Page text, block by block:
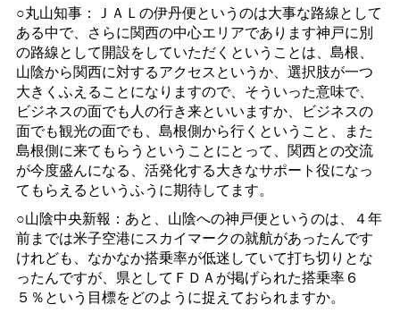
○丸山知事：ＪＡＬの伊丹便というのは大事な路線として
ある中で、さらに関西の中心エリアであります神戸に別
の路線として開設をしていただくということは、島根、
山陰から関西に対するアクセスというか、選択肢が一つ
大きくふえることになりますので、そういった意味で、
ビジネスの面でも人の行き来といいますか、ビジネスの
面でも観光の面でも、島根側から行くということ、また
島根側に来てもらうということにとって、関西との交流
が今度盛んになる、活発化する大きなサポート役になっ
てもらえるというふうに期待してます。
○山陰中央新報：あと、山陰への神戸便というのは、４年
前までは米子空港にスカイマークの就航があったんです
けれども、なかなか搭乗率が低迷していて打ち切りとな
ったんですが、県としてＦＤＡが掲げられた搭乗率６
５％という目標をどのように捉えておられますか。